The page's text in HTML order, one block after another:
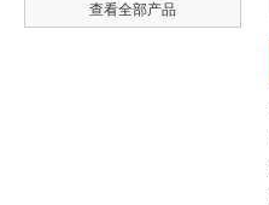
查看全部产品